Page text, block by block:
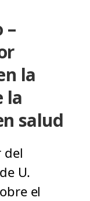
–
la
la
salud
del
U.
el